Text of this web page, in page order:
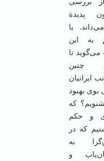
پدیدة
یا
به این
تا
چنین
ایرانیان
بوی بهبود
که
و حکم
که در
به
و